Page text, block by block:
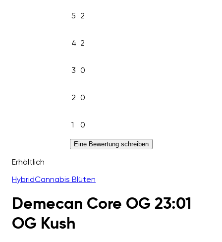
5 2
4 2
3 0
2 0
1 0
Eine Bewertung schreiben
Erhältlich
HybridCannabis Blüten
Demecan Core OG 23:01
OG Kush